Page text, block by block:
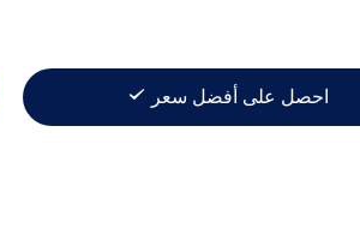
احصل على أفضل سعر